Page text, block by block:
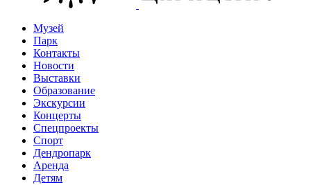
Музей
Парк
Контакты
Новости
Выставки
Образование
Экскурсии
Концерты
Спецпроекты
Спорт
Дендропарк
Аренда
Детям